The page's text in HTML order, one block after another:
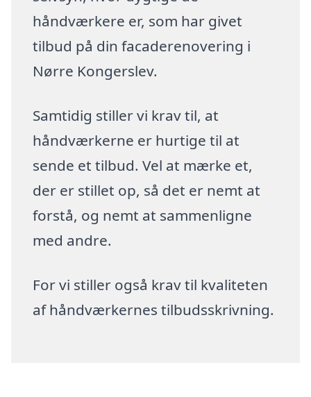
håndværkere er, som har givet
tilbud på din facaderenovering i
Nørre Kongerslev.
Samtidig stiller vi krav til, at
håndværkerne er hurtige til at
sende et tilbud. Vel at mærke et,
der er stillet op, så det er nemt at
forstå, og nemt at sammenligne
med andre.
For vi stiller også krav til kvaliteten
af håndværkernes tilbudsskrivning.